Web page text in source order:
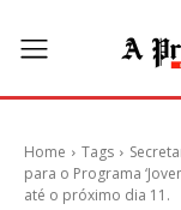
Home Tags
para o Programa
até o próximo dia 11.